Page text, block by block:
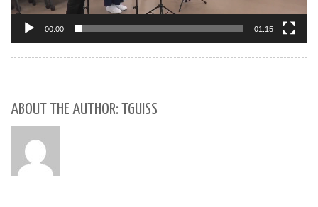
00:00 01:15
ABOUT THE AUTHOR: TGUISS